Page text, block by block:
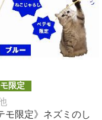
限定
モ限定》ネズミのし